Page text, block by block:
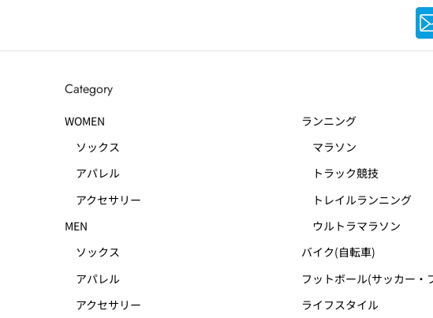
Category
WOMEN
ソックス
アパレル
アクセサリー
MEN
ソックス
アパレル
アクセサリー
ランニング
マラソン
トラック競技
トレイルランニング
ウルトラマラソン
バイク(自転車)
フットボール(サッカー・
ライフスタイル